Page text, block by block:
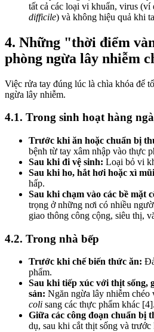
tất cả các loại vi khuẩn, virus (ví
difficile) và không hiệu quả khi
4. Những "thời điểm
phòng ngừa lây nhiễm
Việc rửa tay đúng lúc là chìa khóa để
ngừa lây nhiễm.
4.1. Trong sinh hoạt hàng
Trước khi ăn hoặc chuẩn bị
bệnh từ tay xâm nhập vào thực
Sau khi đi vệ sinh: Loại bỏ vi
Sau khi ho, hắt hơi hoặc xì
hấp.
Sau khi chạm vào các bề mặt
trọng ở những nơi có nhiều
giao thông công cộng, siêu thị,
4.2. Trong nhà bếp
Trước khi chế biến thức ăn:
phẩm.
Sau khi tiếp xúc với thịt sống,
sản: Ngăn ngừa lây nhiễm chéo
coli sang các thực phẩm khác [4].
Giữa các công đoạn chuẩn bị
dụ, sau khi cắt thịt sống và trước